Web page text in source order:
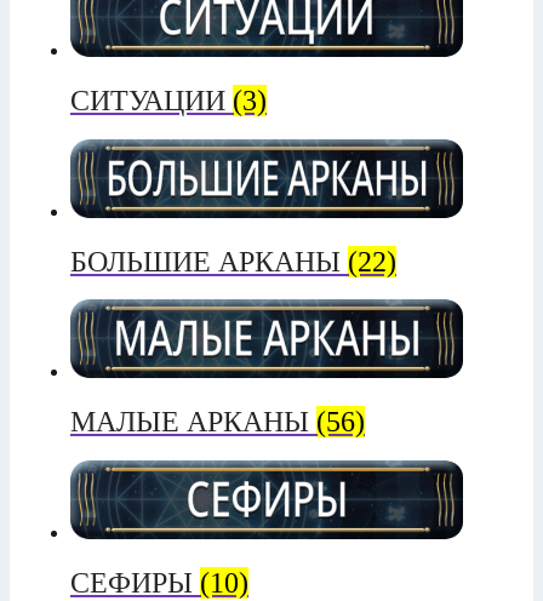
СИТУАЦИИ (3)
БОЛЬШИЕ АРКАНЫ (22)
МАЛЫЕ АРКАНЫ (56)
СЕФИРЫ (10)